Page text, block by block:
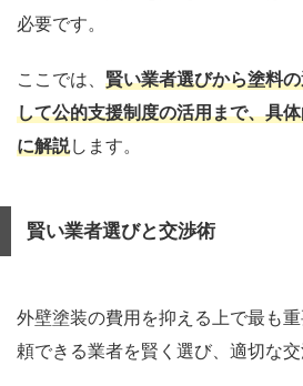
必要です。
ここでは、 賢い業者選びから塗料
して公的支援制度の活用まで、具
に解説します。
賢い業者選びと交渉術
外壁塗装の費用を抑える上で最も
頼できる業者を賢く選び、適切な交